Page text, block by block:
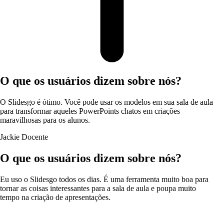
O que os usuários dizem sobre nós?
O Slidesgo é ótimo. Você pode usar os modelos em sua sala de aula
para transformar aqueles PowerPoints chatos em criações
maravilhosas para os alunos.
Jackie Docente
O que os usuários dizem sobre nós?
Eu uso o Slidesgo todos os dias. É uma ferramenta muito boa para
tornar as coisas interessantes para a sala de aula e poupa muito
tempo na criação de apresentações.